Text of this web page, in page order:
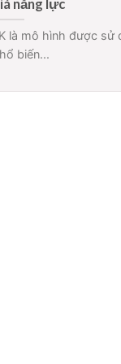
năng lực
là mô hình được sử
biến...